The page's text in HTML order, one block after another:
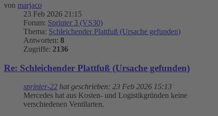
von marjaco
23 Feb 2026 21:15
Forum: Sprinter 3 (VS30)
Thema: Schleichender Plattfuß (Ursache gefunden)
Antworten: 8
Zugriffe: 2136
Re: Schleichender Plattfuß (Ursache gefunden)
sprinter-22 hat geschrieben: 23 Feb 2026 15:13
Mercedes hat aus Kosten- und Logistikgründen keine
verschiedenen Ventilarten.